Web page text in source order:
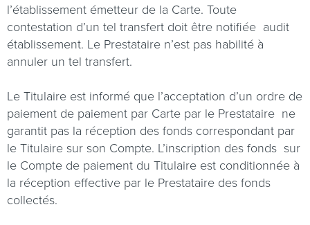
l’établissement émetteur de la Carte. Toute
contestation d’un tel transfert doit être notifiée audit
établissement. Le Prestataire n’est pas habilité à
annuler un tel transfert.
Le Titulaire est informé que l’acceptation d’un ordre de
paiement de paiement par Carte par le Prestataire ne
garantit pas la réception des fonds correspondant par
le Titulaire sur son Compte. L’inscription des fonds sur
le Compte de paiement du Titulaire est conditionnée à
la réception effective par le Prestataire des fonds
collectés.